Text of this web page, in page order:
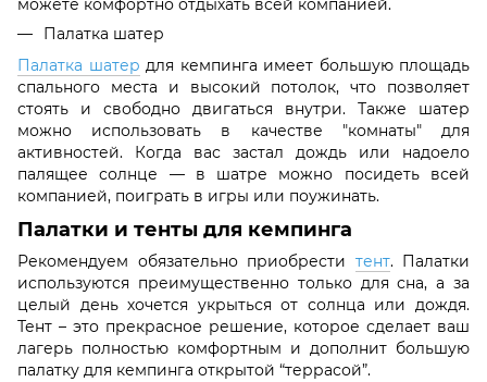
можете комфортно отдыхать всей компанией.
Палатка шатер
Палатка шатер для кемпинга имеет большую площадь
спального места и высокий потолок, что позволяет
стоять и свободно двигаться внутри. Также шатер
можно использовать в качестве "комнаты" для
активностей. Когда вас застал дождь или надоело
палящее солнце — в шатре можно посидеть всей
компанией, поиграть в игры или поужинать.
Палатки и тенты для кемпинга
Рекомендуем обязательно приобрести тент. Палатки
используются преимущественно только для сна, а за
целый день хочется укрыться от солнца или дождя.
Тент – это прекрасное решение, которое сделает ваш
лагерь полностью комфортным и дополнит большую
палатку для кемпинга открытой “террасой”.